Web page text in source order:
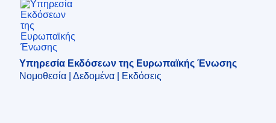
Υπηρεσία Εκδόσεων της Ευρωπαϊκής Ένωσης
Υπηρεσία Εκδόσεων της Ευρωπαϊκής Ένωσης
Νομοθεσία | Δεδομένα | Εκδόσεις